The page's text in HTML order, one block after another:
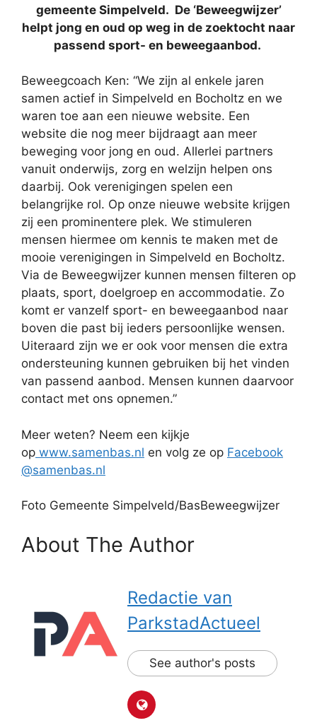
gemeente Simpelveld. De ‘Beweegwijzer’
helpt jong en oud op weg in de zoektocht naar
passend sport- en beweegaanbod.
Beweegcoach Ken: “We zijn al enkele jaren
samen actief in Simpelveld en Bocholtz en we
waren toe aan een nieuwe website. Een
website die nog meer bijdraagt aan meer
beweging voor jong en oud. Allerlei partners
vanuit onderwijs, zorg en welzijn helpen ons
daarbij. Ook verenigingen spelen een
belangrijke rol. Op onze nieuwe website krijgen
zij een prominentere plek. We stimuleren
mensen hiermee om kennis te maken met de
mooie verenigingen in Simpelveld en Bocholtz.
Via de Beweegwijzer kunnen mensen filteren op
plaats, sport, doelgroep en accommodatie. Zo
komt er vanzelf sport- en beweegaanbod naar
boven die past bij ieders persoonlijke wensen.
Uiteraard zijn we er ook voor mensen die extra
ondersteuning kunnen gebruiken bij het vinden
van passend aanbod. Mensen kunnen daarvoor
contact met ons opnemen.”
Meer weten? Neem een kijkje
op www.samenbas.nl en volg ze op Facebook
@samenbas.nl
Foto Gemeente Simpelveld/BasBeweegwijzer
About The Author
Redactie van
ParkstadActueel
See author's posts